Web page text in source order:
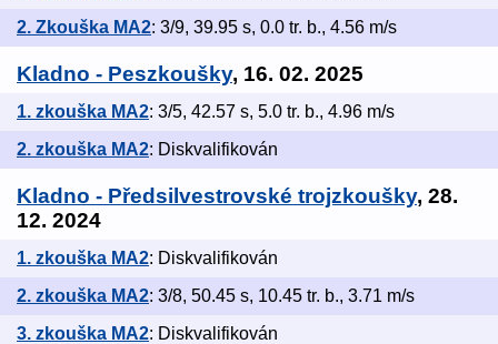
2. Zkouška MA2: 3/9, 39.95 s, 0.0 tr. b., 4.56 m/s
Kladno - Peszkoušky, 16. 02. 2025
1. zkouška MA2: 3/5, 42.57 s, 5.0 tr. b., 4.96 m/s
2. zkouška MA2: Diskvalifikován
Kladno - Předsilvestrovské trojzkoušky, 28.
12. 2024
1. zkouška MA2: Diskvalifikován
2. zkouška MA2: 3/8, 50.45 s, 10.45 tr. b., 3.71 m/s
3. zkouška MA2: Diskvalifikován